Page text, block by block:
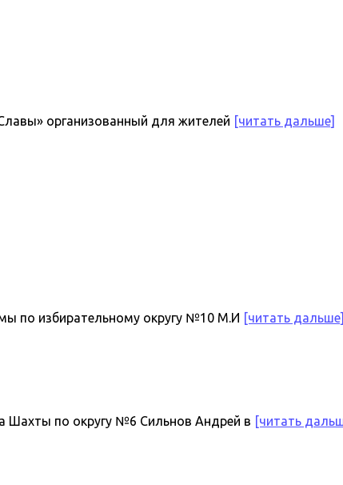
организованный для жителей [читать дальше]
по избирательному округу №10 М.И [читать дальше]
Шахты по округу №6 Сильнов Андрей в [читать